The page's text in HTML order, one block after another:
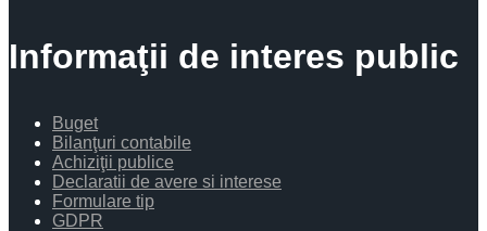
Informaţii de interes public
Buget
Bilanţuri contabile
Achiziţii publice
Declaratii de avere si interese
Formulare tip
GDPR